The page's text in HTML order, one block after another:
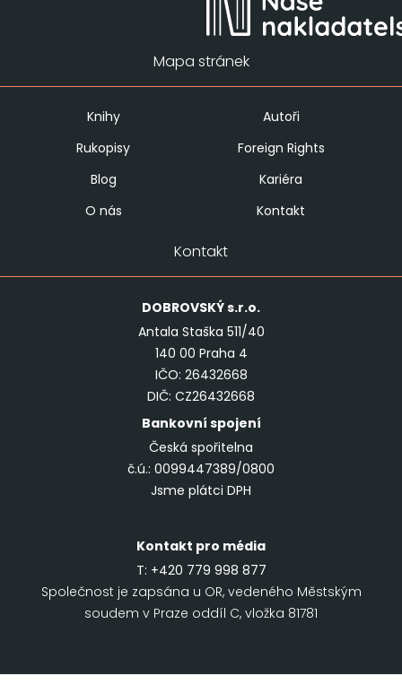
Mapa stránek
Knihy
Autoři
Rukopisy
Foreign Rights
Blog
Kariéra
O nás
Kontakt
Kontakt
DOBROVSKÝs.r.o.
Antala Staška 511/40
140 00 Praha 4
IČO: 26432668
DIČ: CZ26432668
Bankovní spojení
Česká spořitelna
č.ú.: 0099447389/0800
Jsme plátci DPH
Kontakt pro média
T: +420 779 998 877
Společnost je zapsána u OR, vedeného Městským
soudem v Praze oddíl C, vložka 81781